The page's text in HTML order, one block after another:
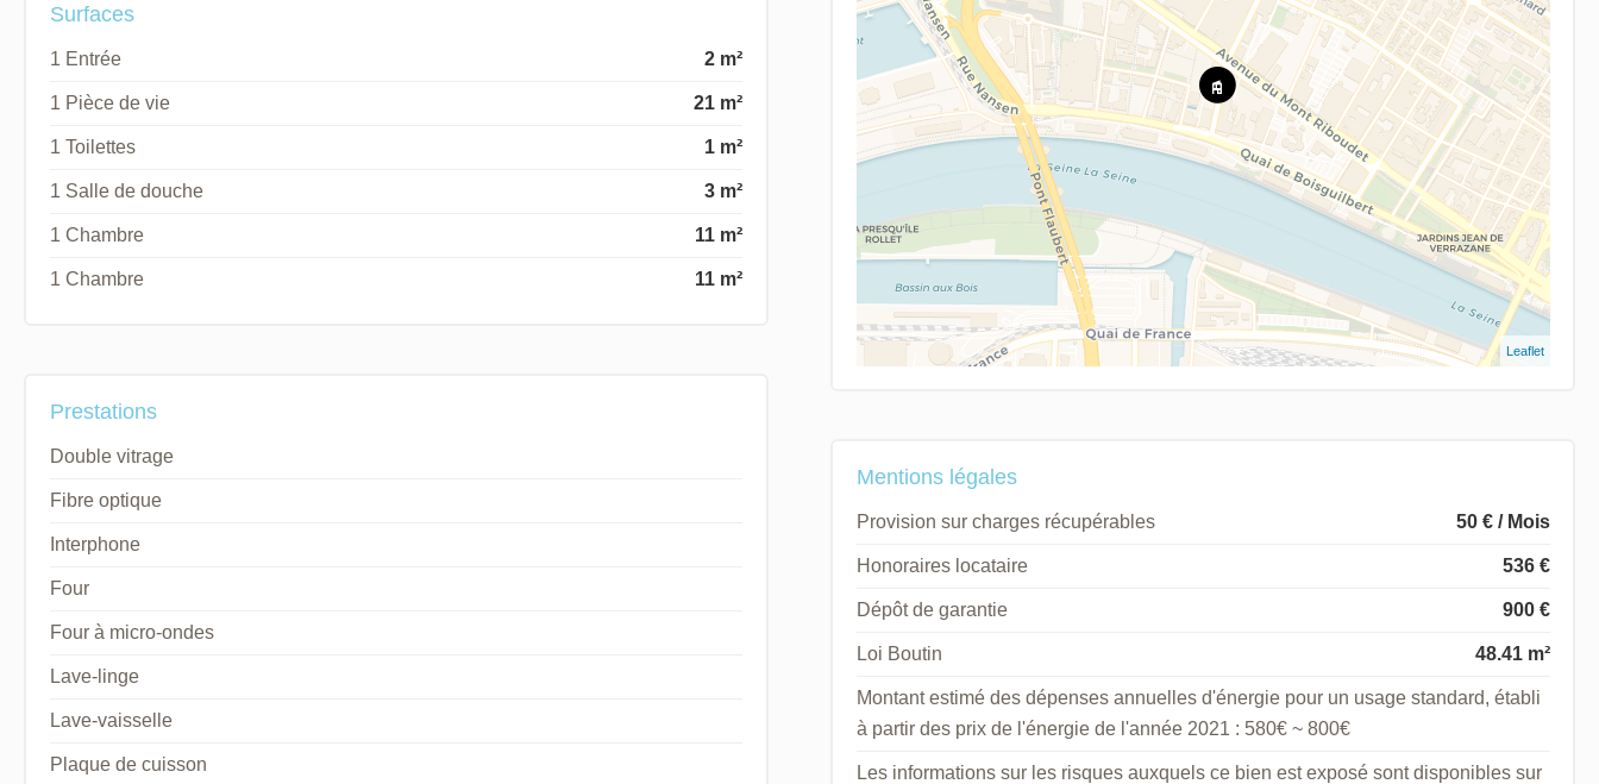
Surfaces
1 Entrée 2 m²
1 Pièce de vie 21 m²
1 Toilettes 1 m²
1 Salle de douche 3 m²
1 Chambre 11 m²
1 Chambre 11 m²
Prestations
Double vitrage
Fibre optique
Interphone
Four
Four à micro-ondes
Lave-linge
Lave-vaisselle
Plaque de cuisson
Leaflet
Mentions légales
Provision sur charges récupérables 50 € / Mois
Honoraires locataire 536 €
Dépôt de garantie 900 €
Loi Boutin 48.41 m²
Montant estimé des dépenses annuelles d'énergie pour un usage standard, établi
à partir des prix de l'énergie de l'année 2021 : 580€ ~ 800€
Les informations sur les risques auxquels ce bien est exposé sont disponibles sur